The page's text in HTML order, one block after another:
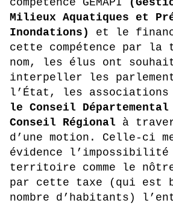
compétence GEMAPI
Milieux Aquatiques et
Inondations)
et le
cette compétence par la
nom, les élus ont
interpeller les
l’État, les associations
le Conseil
Conseil Régional à
d’une motion. Celle-ci
évidence l’impossibilité
territoire comme le
par cette taxe (qui est
nombre d’habitants)